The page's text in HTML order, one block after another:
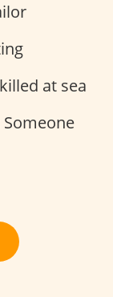
at sea
Someone